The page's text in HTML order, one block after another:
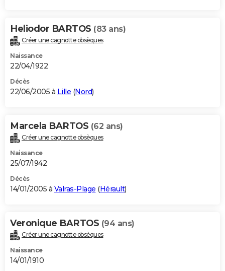
Heliodor BARTOS (83 ans)
Créer une cagnotte obsèques
Naissance
22/04/1922
Décès
22/06/2005 à Lille (Nord)
Marcela BARTOS (62 ans)
Créer une cagnotte obsèques
Naissance
25/07/1942
Décès
14/01/2005 à Valras-Plage (Hérault)
Veronique BARTOS (94 ans)
Créer une cagnotte obsèques
Naissance
14/01/1910